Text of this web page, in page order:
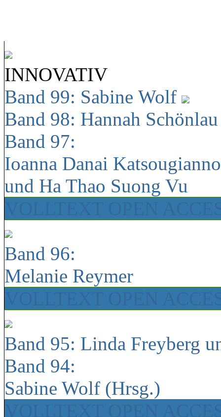
INNOVATIV
Band 99: Sabine Wolf
Band 98: Hannah
Band 97:
Ioanna Danai
und Ha Thao Suong Vu
Band 96:
Melanie Reymer
Band 95: Linda Freyberg
Band 94:
Sabine Wolf (Hrsg.)